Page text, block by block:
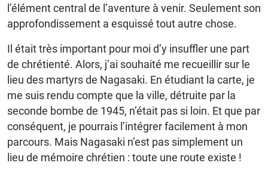
l’élément central de l’aventure à venir. Seulement son
approfondissement a esquissé tout autre chose.
Il était très important pour moi d’y insuffler une part
de chrétienté. Alors, j’ai souhaité me recueillir sur le
lieu des martyrs de Nagasaki. En étudiant la carte, je
me suis rendu compte que la ville, détruite par la
seconde bombe de 1945, n’était pas si loin. Et que par
conséquent, je pourrais l’intégrer facilement à mon
parcours. Mais Nagasaki n’est pas simplement un
lieu de mémoire chrétien : toute une route existe !